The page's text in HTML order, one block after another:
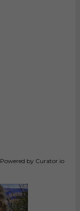
Powered by Curator.io